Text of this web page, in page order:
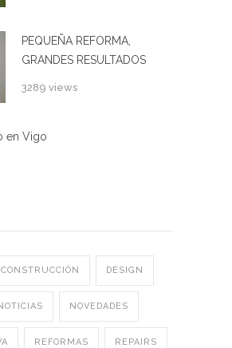
PEQUEÑA REFORMA,
GRANDES RESULTADOS
3289 views
en Vigo
CONSTRUCCIÓN DESIGN
NOVEDADES
REFORMAS REPAIRS